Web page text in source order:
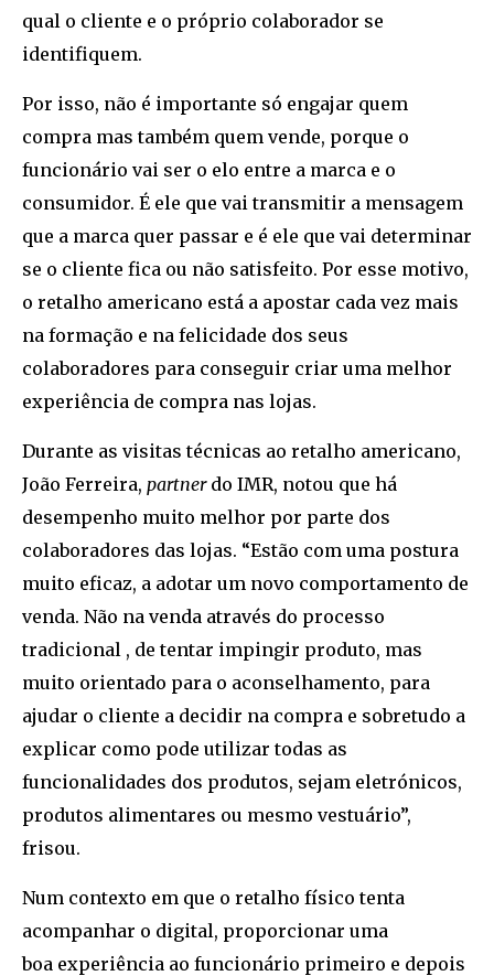
qual o cliente e o próprio colaborador se
identifiquem.
Por isso, não é importante só engajar quem
compra mas também quem vende, porque o
funcionário vai ser o elo entre a marca e o
consumidor. É ele que vai transmitir a mensagem
que a marca quer passar e é ele que vai determinar
se o cliente fica ou não satisfeito. Por esse motivo,
o retalho americano está a apostar cada vez mais
na formação e na felicidade dos seus
colaboradores para conseguir criar uma melhor
experiência de compra nas lojas.
Durante as visitas técnicas ao retalho americano,
João Ferreira, partnerdo IMR, notou que há
desempenho muito melhor por parte dos
colaboradores das lojas. “Estão com uma postura
muito eficaz, a adotar um novo comportamento de
venda. Não na venda através do processo
tradicional , de tentar impingir produto, mas
muito orientado para o aconselhamento, para
ajudar o cliente a decidir na compra e sobretudo a
explicar como pode utilizar todas as
funcionalidades dos produtos, sejam eletrónicos,
produtos alimentares ou mesmo vestuário”,
frisou.
Num contexto em que o retalho físico tenta
acompanhar o digital, proporcionar uma
boa experiência ao funcionário primeiro e depois